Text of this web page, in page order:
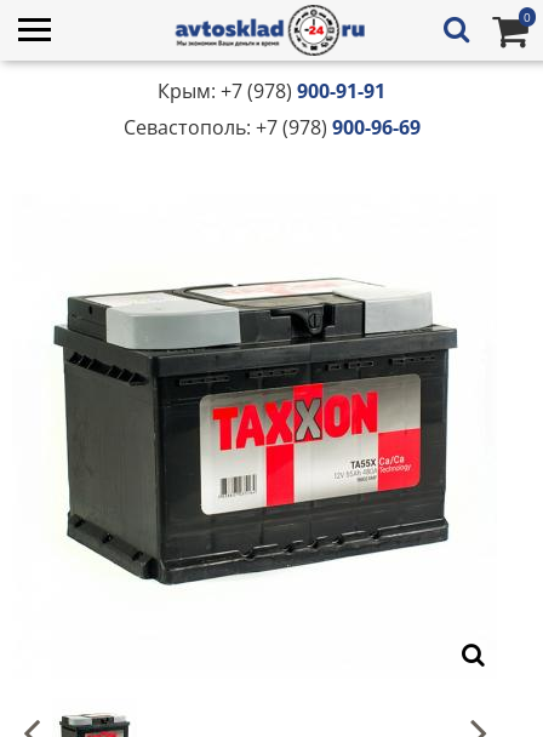
0
Крым: +7 (978) 900-91-91
Севастополь: +7 (978) 900-96-69